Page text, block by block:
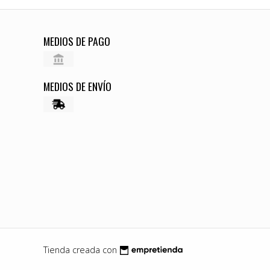
MEDIOS DE PAGO
MEDIOS DE ENVÍO
Tienda creada con